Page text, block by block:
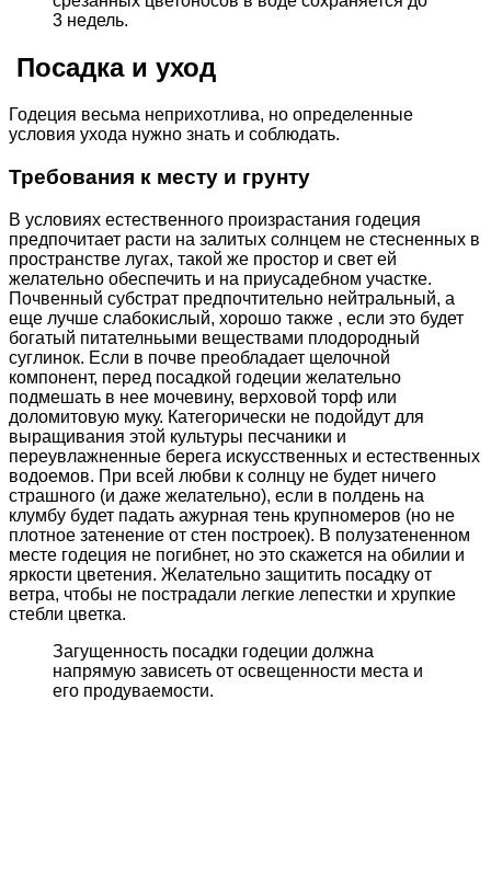
3 недель.
Посадка и уход
Годеция весьма неприхотлива, но определенные
условия ухода нужно знать и соблюдать.
Требования к месту и грунту
В условиях естественного произрастания годеция
предпочитает расти на залитых солнцем не стесненных в
пространстве лугах, такой же простор и свет ей
желательно обеспечить и на приусадебном участке.
Почвенный субстрат предпочтительно нейтральный, а
еще лучше слабокислый, хорошо также , если это будет
богатый питателньыми веществами плодородный
суглинок. Если в почве преобладает щелочной
компонент, перед посадкой годеции желательно
подмешать в нее мочевину, верховой торф или
доломитовую муку. Категорически не подойдут для
выращивания этой культуры песчаники и
переувлажненные берега искусственных и естественных
водоемов. При всей любви к солнцу не будет ничего
страшного (и даже желательно), если в полдень на
клумбу будет падать ажурная тень крупномеров (но не
плотное затенение от стен построек). В полузатененном
месте годеция не погибнет, но это скажется на обилии и
яркости цветения. Желательно защитить посадку от
ветра, чтобы не пострадали легкие лепестки и хрупкие
стебли цветка.
Загущенность посадки годеции должна
напрямую зависеть от освещенности места и
его продуваемости.